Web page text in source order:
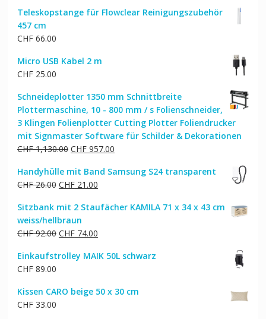
Teleskopstange für Flowclear Reinigungszubehör
457 cm
CHF66.00
Micro USB Kabel 2 m
CHF25.00
Schneideplotter 1350 mm Schnittbreite
Plottermaschine, 10 - 800 mm / s Folienschneider,
3 Klingen Folienplotter Cutting Plotter Foliendrucker
mit Signmaster Software für Schilder & Dekorationen
CHF1,130.00 Ursprünglicher
war:
CHF 1,130.00
CHF957.00Aktueller
ist:
Handyhülle mit Band Samsung S24 transparent
CHF26.00 Ursprünglicher
war:
CHF 26.00
CHF21.00Aktueller
ist:
Sitzbank mit 2 Staufächer KAMILA 71 x 34 x 43 cm
weiss/hellbraun
CHF92.00 Ursprünglicher
war:
CHF74.00Aktueller
ist:
Einkaufstrolley MAIK 50L schwarz
CHF89.00
Kissen CARO beige 50 x 30 cm
CHF33.00